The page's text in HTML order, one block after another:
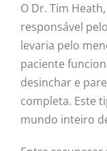
O Dr. Tim
responsável
levaria pelo
paciente
desinchar e
completa. Este
mundo inteiro